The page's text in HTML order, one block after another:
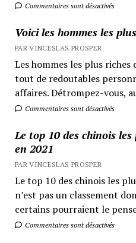
Commentaires sont désactivés
Voici les hommes les
PAR VINCESLAS PROSPER
Les hommes les plus
tout de redoutables
affaires. Détrompez-vous,
Commentaires sont désactivés
Le top 10 des chinois
en 2021
PAR VINCESLAS PROSPER
Le top 10 des chinois les
n’est pas un classement
certains pourraient le
Commentaires sont désactivés